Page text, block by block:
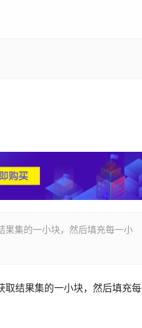
果集的一小块，然后填充每一小
取结果集的一小块，然后填充